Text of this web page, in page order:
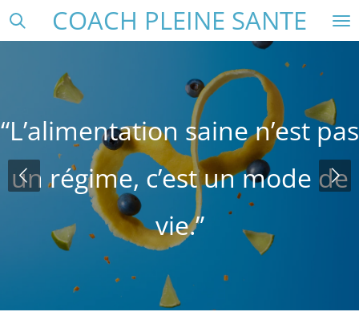
Passer
COACH PLEINE SANTE
“L’alimentation saine n’est pas
un régime, c’est un mode de
vie.”